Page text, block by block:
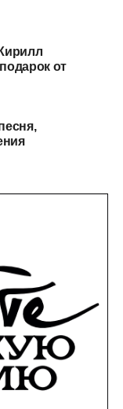
от